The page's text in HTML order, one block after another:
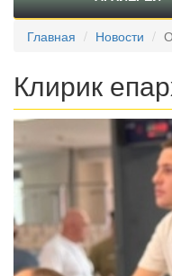
Главная Новости
Клирик